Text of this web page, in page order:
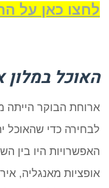
לחצו כאן על
האוכל במלון
ארוחת הבוקר הייתה
לבחירה כדי שהאוכל
האפשרויות היו בין
אופציות מאנגליה,